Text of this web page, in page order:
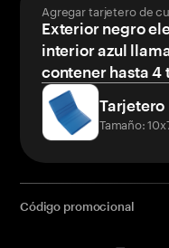
Agregar tarjetero de
Exterior negro
interior azul
contener hasta 4
Tarjetero
Tamaño:
Código promocional